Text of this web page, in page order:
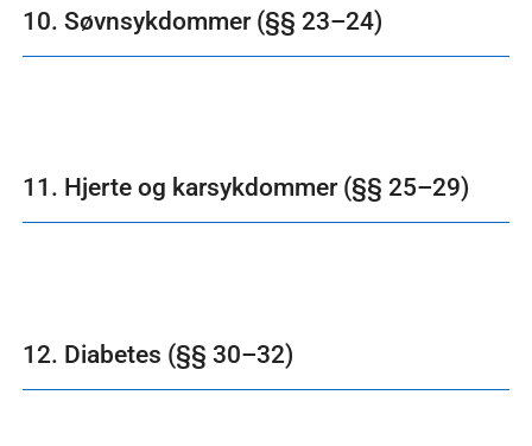
10. Søvnsykdommer (§§ 23–24)
11. Hjerte og karsykdommer (§§ 25–29)
12. Diabetes (§§ 30–32)